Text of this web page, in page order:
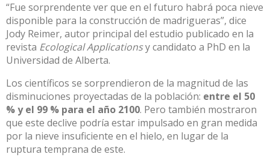
“Fue sorprendente ver que en el futuro habrá poca nieve
disponible para la construcción de madrigueras”, dice
Jody Reimer, autor principal del estudio publicado en la
revista Ecological Applicationsy candidato a PhD en la
Universidad de Alberta.
Los científicos se sorprendieron de la magnitud de las
disminuciones proyectadas de la población: entre el 50
% y el 99 % para el año 2100. Pero también mostraron
que este declive podría estar impulsado en gran medida
por la nieve insuficiente en el hielo, en lugar de la
ruptura temprana de este.